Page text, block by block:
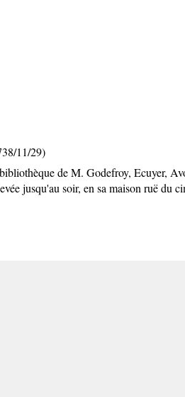
11/29)
de M. Godefroy, Ecuyer,
jusqu'au soir, en sa maison ruë du